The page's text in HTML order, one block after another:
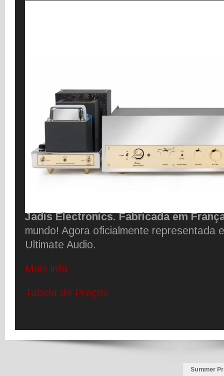
Jadis Electronics. Fabricada em
mundo! Agora oficialmente representada
Ultimate Audio.
Mais info
Tabela de Preços
Summer